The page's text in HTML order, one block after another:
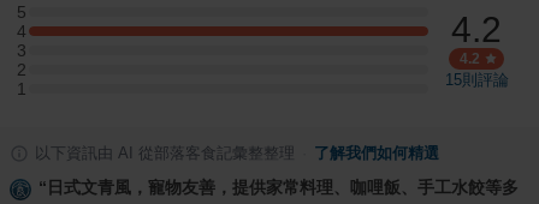
5
5 星：0 則評論
4
4 星：3 則評論
3
3 星：0 則評論
2
2 星：0 則評論
1
1 星：0 則評論
4.2
4.2
15則評論
以下資訊由 AI 從部落客食記彙整整理 了解我們如何精選
“ 日式文青風，寵物友善，提供家常料理、咖哩飯、手工水餃等多